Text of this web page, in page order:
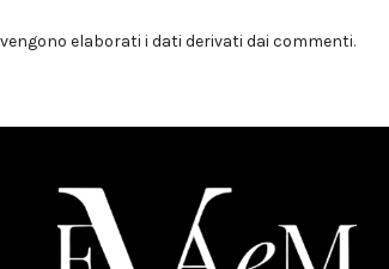
elaborati i dati derivati dai commenti.